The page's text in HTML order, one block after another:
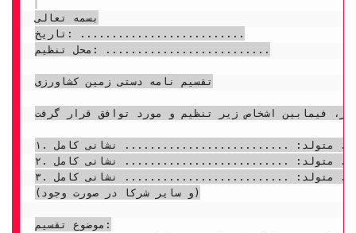
بسمه تعالی
تاریخ: ..........................
محل تنظیم: ..........................
تقسیم نامه دستی زمین کشاورزی
فیمابین اشخاص زیر تنظیم و مورد توافق قرار گرفت:
۱. آقای/خانم: .......................... فرزند: .......................... به شماره شناسنامه: .......................... کد ملی: .......................... صادره از: .......................... متولد: .......................... نشانی کامل: ........................................................................
۲. آقای/خانم: .......................... فرزند: .......................... به شماره شناسنامه: .......................... کد ملی: .......................... صادره از: .......................... متولد: .......................... نشانی کامل: ........................................................................
۳. آقای/خانم: .......................... فرزند: .......................... به شماره شناسنامه: .......................... کد ملی: .......................... صادره از: .......................... متولد: .......................... نشانی کامل: ........................................................................
(و سایر شرکا در صورت وجود)
موضوع تقسیم: